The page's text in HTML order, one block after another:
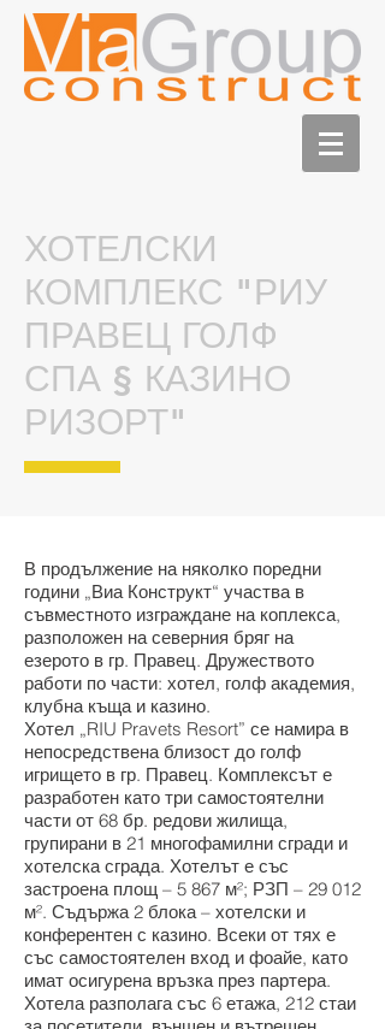
ХОТЕЛСКИ
КОМПЛЕКС "РИУ
ПРАВЕЦ ГОЛФ
СПА § КАЗИНО
РИЗОРТ"
В продължение на няколко поредни
години „Виа Конструкт“ участва в
съвместното изграждане на коплекса,
разположен на северния бряг на
езерото в гр. Правец. Дружеството
работи по части: хотел, голф академия,
клубна къща и казино.
Хотел „RIU Pravets Resort” се намира в
непосредствена близост до голф
игрището в гр. Правец. Комплексът е
разработен като три самостоятелни
части от 68 бр. редови жилища,
групирани в 21 многофамилни сгради и
хотелска сграда. Хотелът е със
застроена площ – 5 867 м²; РЗП – 29 012
м². Съдържа 2 блока – хотелски и
конферентен с казино. Всеки от тях е
със самостоятелен вход и фоайе, като
имат осигурена връзка през партера.
Хотела разполага със 6 етажа, 212 стаи